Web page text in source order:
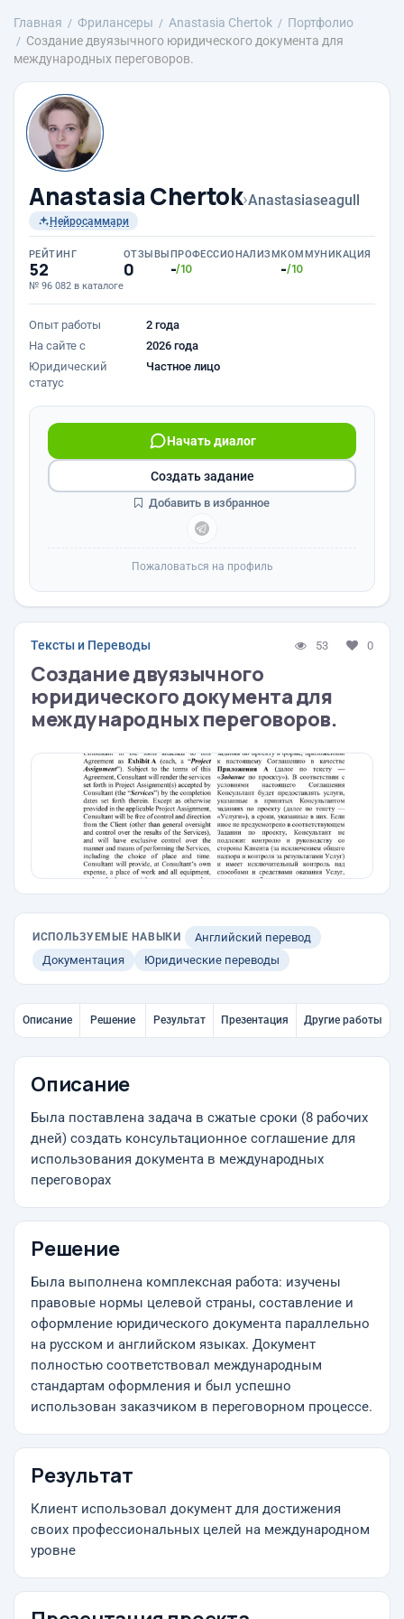
Главная Фрилансеры Anastasia Chertok
Портфолио
Создание двуязычного юридического документа для
международных переговоров.
Anastasia Chertok›Anastasiaseagull
Нейросаммари
РЕЙТИНГ
52
№ 96 082 в каталоге
ОТЗЫВЫ
0
ПРОФЕССИОНАЛИЗМ
-/10
КОММУНИКАЦИЯ
-/10
Опыт работы
2 года
На сайте с
2026 года
Юридический
статус
Частное лицо
Начать диалог
Создать задание
Добавить в избранное
Пожаловаться на профиль
Тексты и Переводы 53 0
Создание двуязычного
юридического документа для
международных переговоров.
ИСПОЛЬЗУЕМЫЕ НАВЫКИ
Английский перевод
Документация
Юридические переводы
Описание Решение Результат Презентация Другие работы
Описание
Была поставлена задача в сжатые сроки (8 рабочих
дней) создать консультационное соглашение для
использования документа в международных
переговорах
Решение
Была выполнена комплексная работа: изучены
правовые нормы целевой страны, составление и
оформление юридического документа параллельно
на русском и английском языках. Документ
полностью соответствовал международным
стандартам оформления и был успешно
использован заказчиком в переговорном процессе.
Результат
Клиент использовал документ для достижения
своих профессиональных целей на международном
уровне